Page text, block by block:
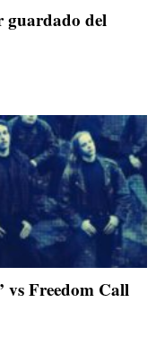
guardado del
vs Freedom Call